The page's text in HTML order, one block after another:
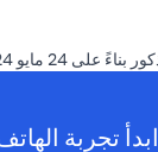
ابدأ تجربة